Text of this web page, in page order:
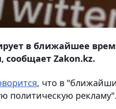
в ближайшее
Zakon.kz.
, что в
политическую рекламу".